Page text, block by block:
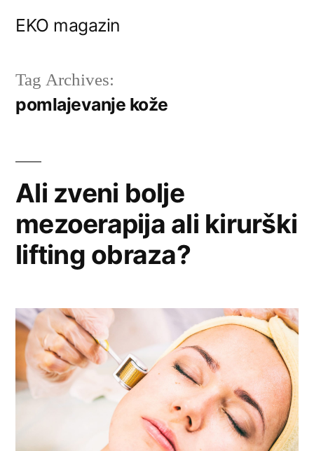
EKO magazin
Tag Archives:
pomlajevanje kože
Ali zveni bolje
mezoerapija ali kirurški
lifting obraza?